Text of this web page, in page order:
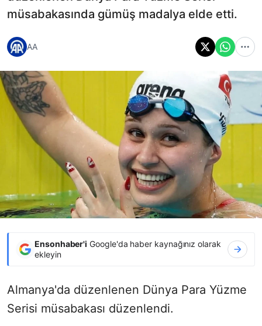
müsabakasında gümüş madalya elde etti.
AA
Ensonhaber'i Google'da haber kaynağınız olarak
ekleyin
Almanya'da düzenlenen Dünya Para Yüzme
Serisi müsabakası düzenlendi.